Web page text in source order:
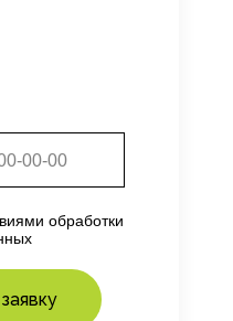
обработки